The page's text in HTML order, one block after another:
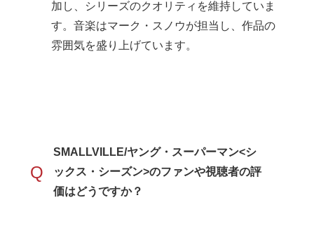
加し、シリーズのクオリティを維持していま
す。音楽はマーク・スノウが担当し、作品の
雰囲気を盛り上げています。
Q
SMALLVILLE/ヤング・スーパーマン<シ
ックス・シーズン>のファンや視聴者の評
価はどうですか？